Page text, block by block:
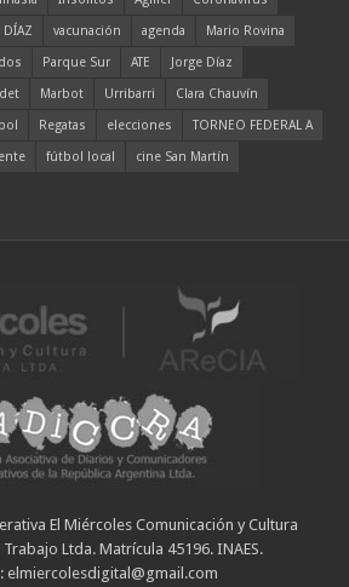
DÍAZ vacunación agenda
Mario Rovina
Parque Sur ATE
Jorge Díaz
Marbot Urribarri
Clara Chauvín
Regatas elecciones
TORNEO FEDERAL A
fútbol local cine San Martín
El Miércoles Comunicación y Cultura
Ltda. Matrícula 45196. INAES.
elmiercolesdigital@gmail.com